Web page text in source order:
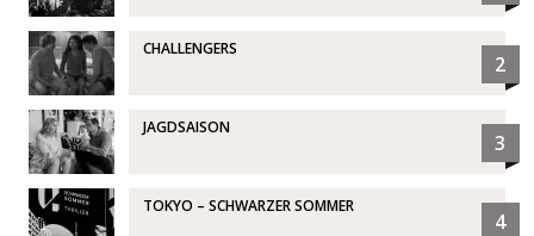
CHALLENGERS
2
JAGDSAISON
3
TOKYO – SCHWARZER SOMMER
4